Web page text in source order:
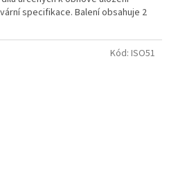
specifikace. Balení obsahuje 2
Kód: ISO51